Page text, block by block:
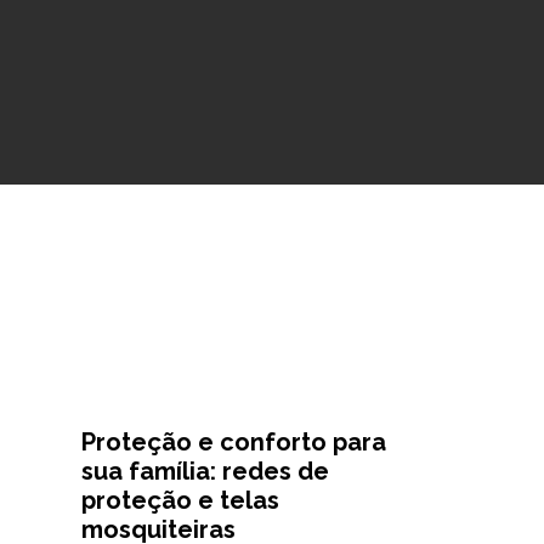
Proteção e conforto para
sua família: redes de
proteção e telas
mosquiteiras